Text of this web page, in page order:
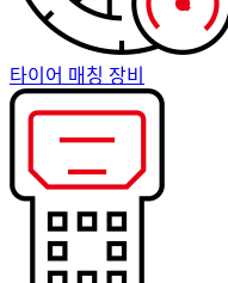
타이어 매칭 장비